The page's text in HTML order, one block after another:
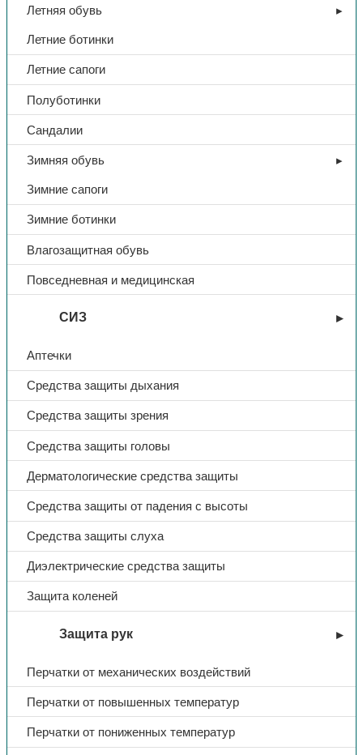
Летняя обувь
Летние ботинки
Летние сапоги
Полуботинки
Сандалии
Зимняя обувь
Зимние сапоги
Зимние ботинки
Влагозащитная обувь
Повседневная и медицинская
СИЗ
Аптечки
Средства защиты дыхания
Средства защиты зрения
Средства защиты головы
Дерматологические средства защиты
Средства защиты от падения с высоты
Средства защиты слуха
Диэлектрические средства защиты
Защита коленей
Защита рук
Перчатки от механических воздействий
Перчатки от повышенных температур
Перчатки от пониженных температур
Тип
Подносок
Сезон